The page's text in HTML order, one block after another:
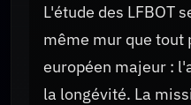
L'étude des LFBOT
même mur que
européen majeur :
la longévité. La